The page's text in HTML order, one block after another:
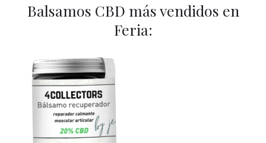
Balsamos CBD más vendidos en
Feria: